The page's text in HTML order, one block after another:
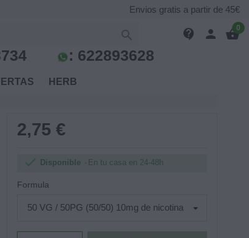
Envios gratis a partir de 45€
 contact_support person shopping_basket
0
: 622893628
HERB
2,75 €
 Disponible En tu casa en 24-48h
Formula